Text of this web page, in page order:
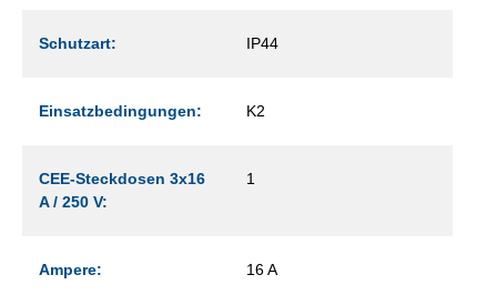
Schutzart: IP44
Einsatzbedingungen: K2
CEE-Steckdosen 3x16
A / 250 V:
1
Ampere: 16 A